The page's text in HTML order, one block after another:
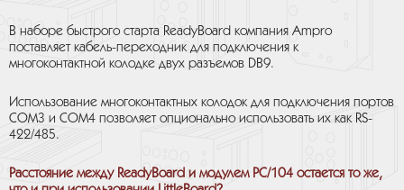
В наборе быстрого старта ReadyBoard компания Ampro
поставляет кабель-переходник для подключения к
многоконтактной колодке двух разъемов DB9.
Использование многоконтактных колодок для подключения портов
СОМ3 и СОМ4 позволяет опционально использовать их как RS-
422/485.
Расстояние между ReadyBoard и модулем РС/104 остается то же,